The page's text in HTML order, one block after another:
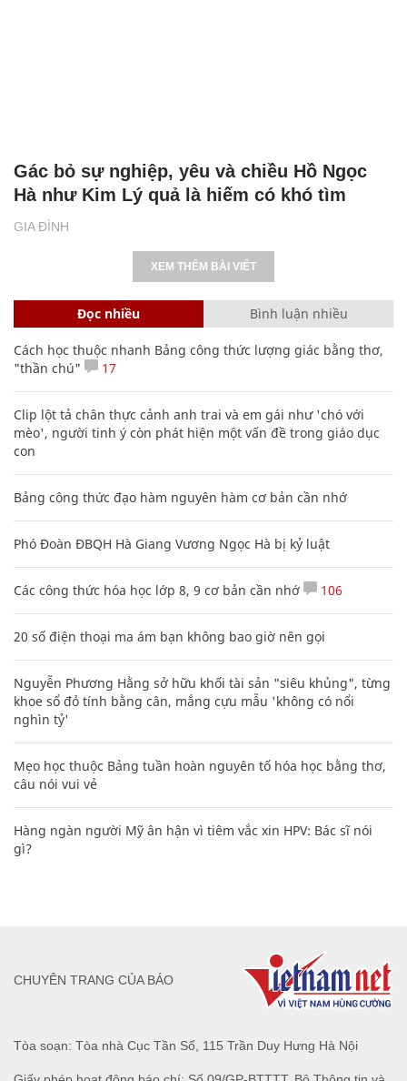
GIA ĐÌNH
Gác bỏ sự nghiệp, yêu và chiều Hồ Ngọc
Hà như Kim Lý quả là hiếm có khó tìm
XEM THÊM BÀI VIẾT
Đọc nhiều Bình luận nhiều
Cách học thuộc nhanh Bảng công thức lượng giác bằng thơ,
"thần chú"
17
Clip lột tả chân thực cảnh anh trai và em gái như 'chó với
mèo', người tinh ý còn phát hiện một vấn đề trong giáo dục
con
Bảng công thức đạo hàm nguyên hàm cơ bản cần nhớ
Phó Đoàn ĐBQH Hà Giang Vương Ngọc Hà bị kỷ luật
Các công thức hóa học lớp 8, 9 cơ bản cần nhớ 106
20 số điện thoại ma ám bạn không bao giờ nên gọi
Nguyễn Phương Hằng sở hữu khối tài sản "siêu khủng", từng
khoe sổ đỏ tính bằng cân, mắng cựu mẫu 'không có nổi
nghìn tỷ'
Mẹo học thuộc Bảng tuần hoàn nguyên tố hóa học bằng thơ,
câu nói vui vẻ
Hàng ngàn người Mỹ ân hận vì tiêm vắc xin HPV: Bác sĩ nói
gì?
Tòa soạn: Tòa nhà Cục Tần Số, 115 Trần Duy Hưng Hà Nội
CHUYÊN TRANG CỦA BÁO